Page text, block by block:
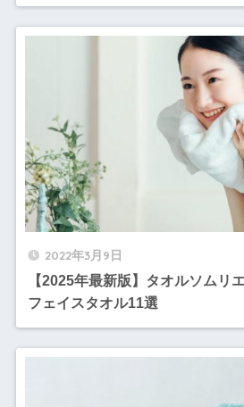
2022年3月9日
【2025年最新版】タオルソムリ
フェイスタオル11選